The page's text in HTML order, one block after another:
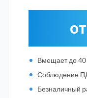
Вмещает до 40
Соблюдение
Безналичный